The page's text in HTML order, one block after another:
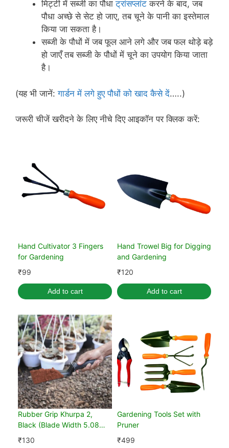
मिट्टी में सब्जी का पौधाट्रांसप्लांट करने के बाद, जब
पौधा अच्छे से सेट हो जाए, तब चूने के पानी का इस्तेमाल
किया जा सकता है।
सब्जी के पौधों में जब फूल आने लगे और जब फल थोड़े बड़े
हो जाएँ तब सब्जी के पौधों में चूने का उपयोग किया जाता
है।
(यह भी जानें:गार्डन में लगे हुए पौधों को खाद कैसे दें…..)
जरूरी चीजें खरीदने के लिए नीचे दिए आइकॉन पर क्लिक करें:
Hand Cultivator 3 Fingers
for Gardening
₹99
Add to cart
Hand Trowel Big for Digging
and Gardening
₹120
Add to cart
Rubber Grip Khurpa 2,
Black (Blade Width 5.08
cm)
₹130
Gardening Tools Set with
Pruner
₹499